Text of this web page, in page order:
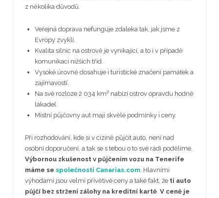
z několika důvodů.
Veřejná doprava nefunguje zdaleka tak, jak jsme z
Evropy zvyklí.
Kvalita silnic na ostrově je vynikající, a to i v případě
komunikací nižších tříd.
Vysoké úrovně dosahuje i turistické značení památek a
zajímavostí.
Na své rozloze 2 034 km² nabízí ostrov opravdu hodně
lákadel.
Místní půjčovny aut mají skvělé podmínky i ceny.
Při rozhodování, kde si v cizině půjčit auto, není nad
osobní doporučení, a tak se s tebou o to své rádi podělíme.
Výbornou zkušenost v půjčením vozu na Tenerife
máme se společností Canarias.com. Hlavními
výhodami jsou velmi přívětivé ceny a také fakt, že ti auto
půjčí bez stržení zálohy na kreditní kartě. V ceně je